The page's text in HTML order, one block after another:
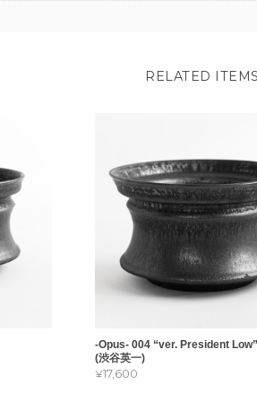
RELATED ITEMS
-Opus- 004 “ver. President
(渋谷英一)
¥17,600